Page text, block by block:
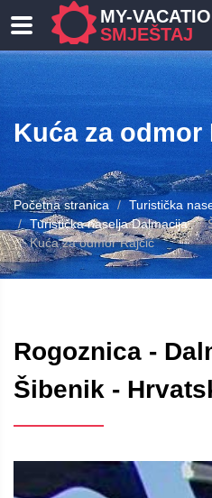
MY-
SMJEŠTAJ
Kuća za odmor
Početna stranica
Turistička
Turistička naselja Dalmacija
Kuća za odmor Rajčić
Rogoznica -
Šibenik -